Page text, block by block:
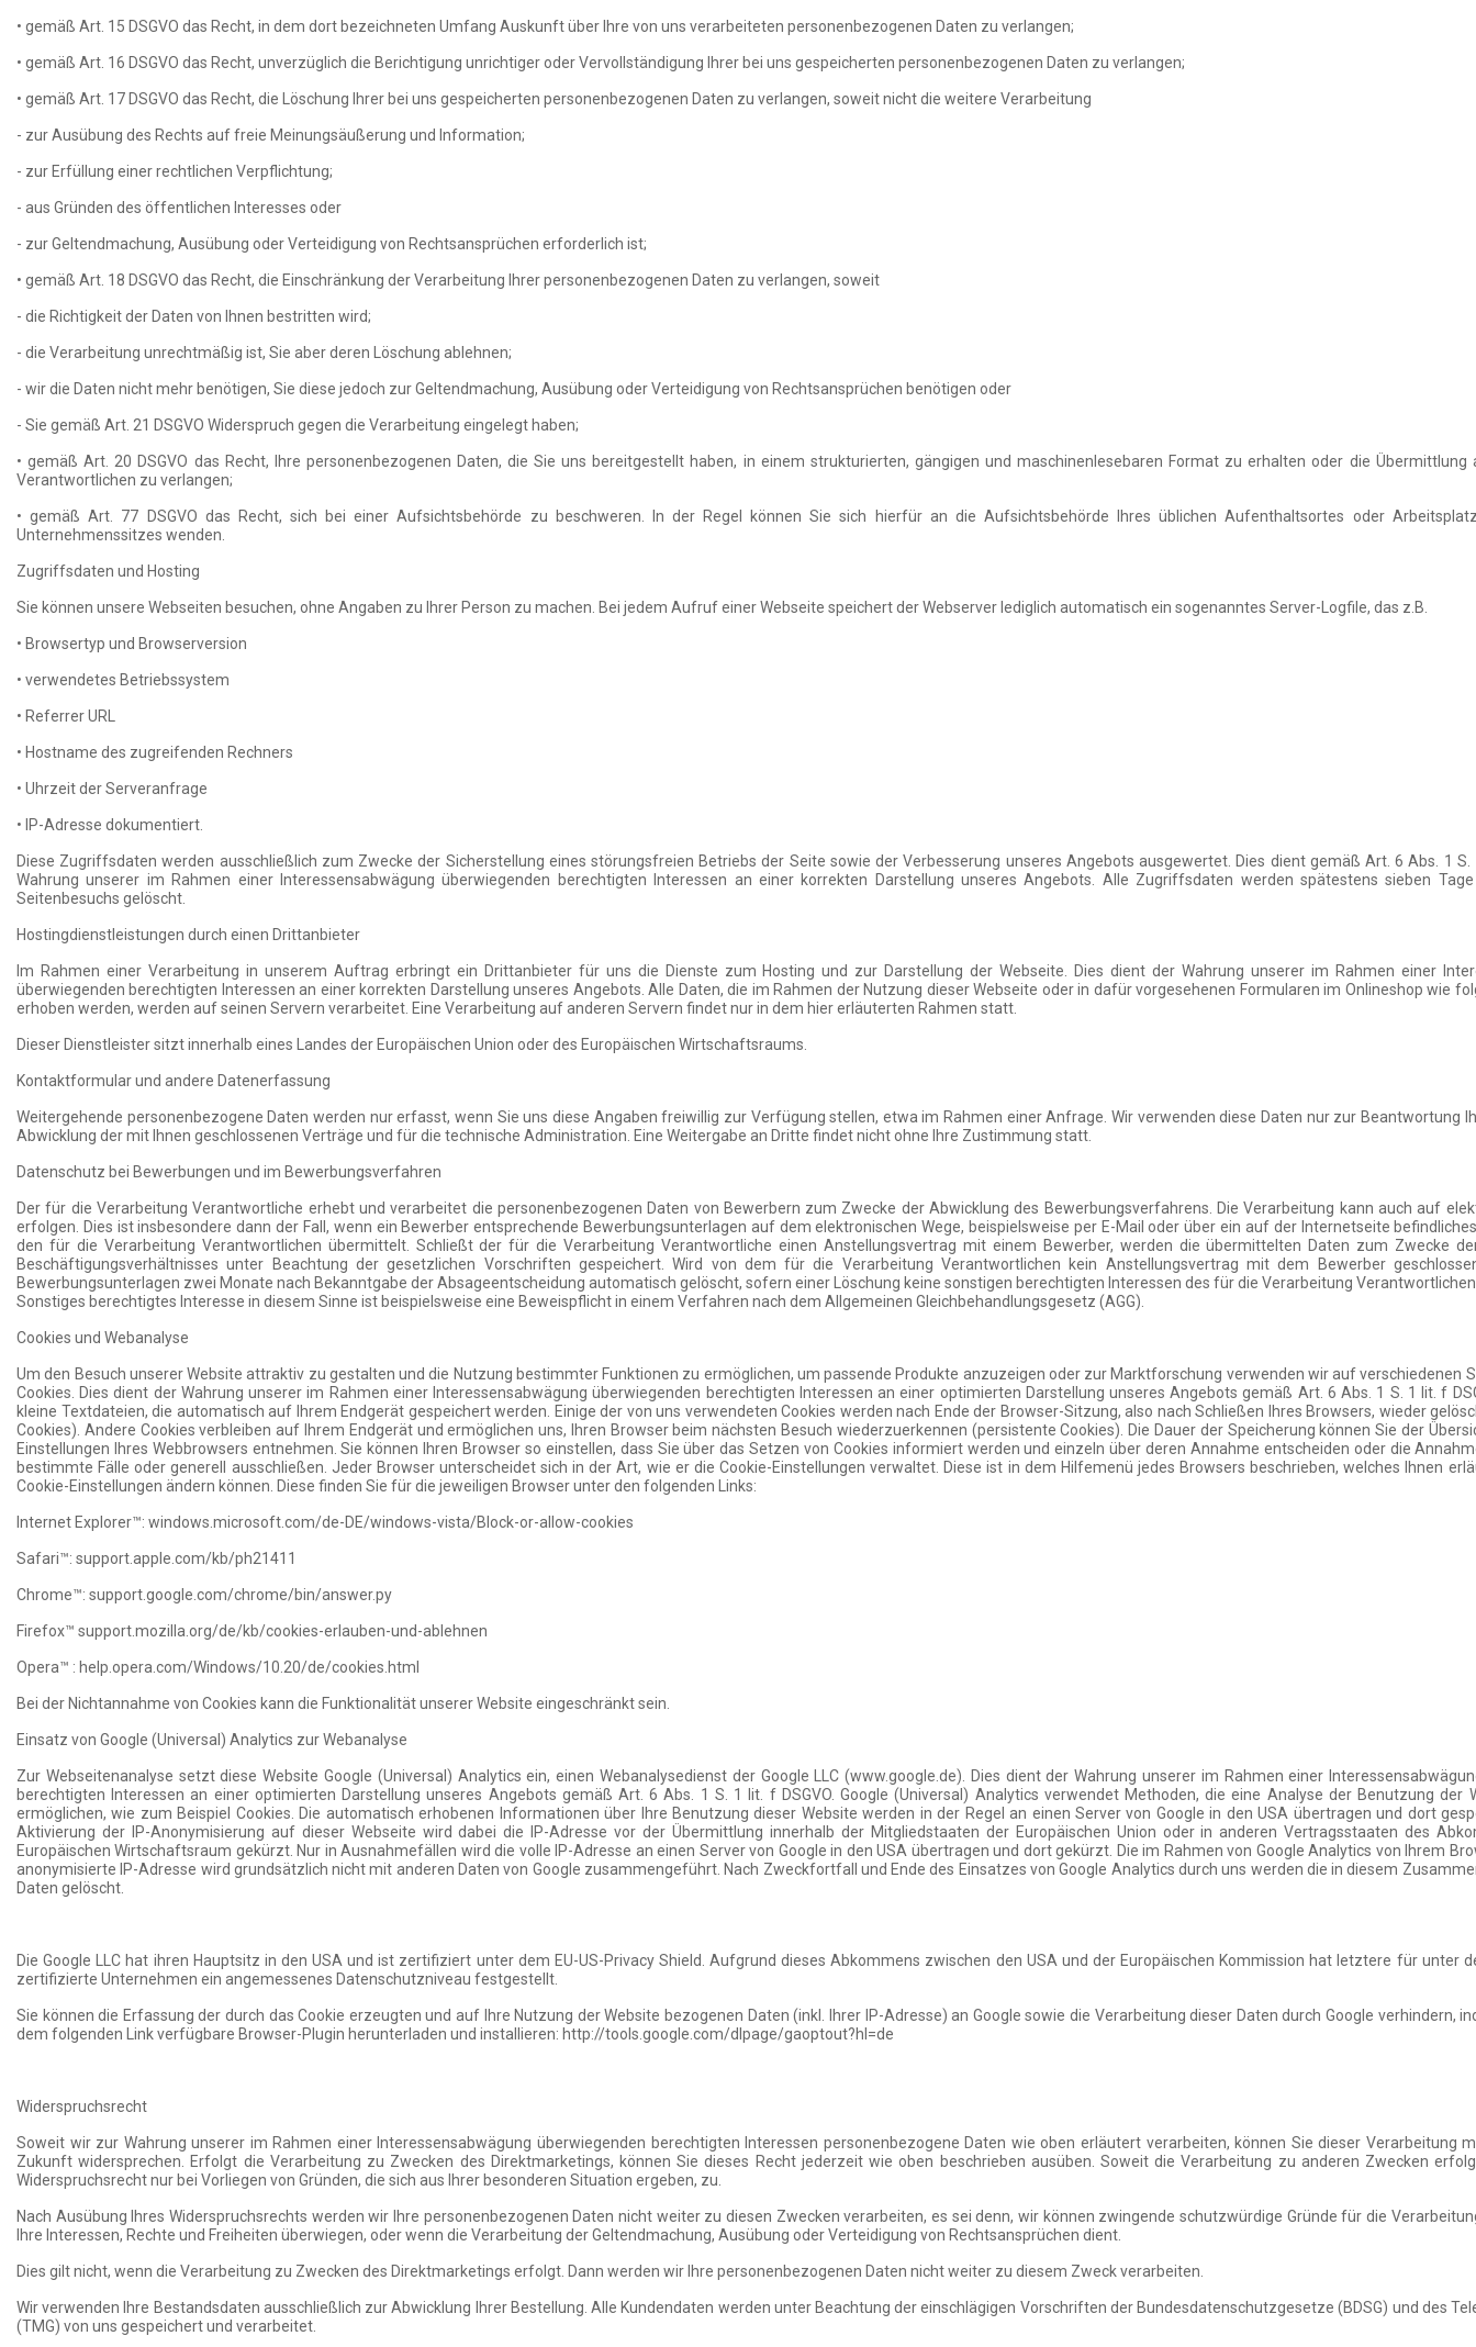
• gemäß Art. 15 DSGVO das Recht, in dem dort bezeichneten Umfang Auskunft über Ihre von uns verarbeiteten personenbezogenen Daten zu verlangen;
• gemäß Art. 16 DSGVO das Recht, unverzüglich die Berichtigung unrichtiger oder Vervollständigung Ihrer bei uns gespeicherten personenbezogenen Daten zu verlangen;
• gemäß Art. 17 DSGVO das Recht, die Löschung Ihrer bei uns gespeicherten personenbezogenen Daten zu verlangen, soweit nicht die weitere Verarbeitung
- zur Ausübung des Rechts auf freie Meinungsäußerung und Information;
- zur Erfüllung einer rechtlichen Verpflichtung;
- aus Gründen des öffentlichen Interesses oder
- zur Geltendmachung, Ausübung oder Verteidigung von Rechtsansprüchen erforderlich ist;
• gemäß Art. 18 DSGVO das Recht, die Einschränkung der Verarbeitung Ihrer personenbezogenen Daten zu verlangen, soweit
- die Richtigkeit der Daten von Ihnen bestritten wird;
- die Verarbeitung unrechtmäßig ist, Sie aber deren Löschung ablehnen;
- wir die Daten nicht mehr benötigen, Sie diese jedoch zur Geltendmachung, Ausübung oder Verteidigung von Rechtsansprüchen benötigen oder
- Sie gemäß Art. 21 DSGVO Widerspruch gegen die Verarbeitung eingelegt haben;
• gemäß Art. 20 DSGVO das Recht, Ihre personenbezogenen Daten, die Sie uns bereitgestellt haben, in einem strukturierten, gängigen und maschinenlesebaren Format zu erhalten oder die Übermittlung
Verantwortlichen zu verlangen;
• gemäß Art. 77 DSGVO das Recht, sich bei einer Aufsichtsbehörde zu beschweren. In der Regel können Sie sich hierfür an die Aufsichtsbehörde Ihres üblichen Aufenthaltsortes oder
Unternehmenssitzes wenden.
Zugriffsdaten und Hosting
Sie können unsere Webseiten besuchen, ohne Angaben zu Ihrer Person zu machen. Bei jedem Aufruf einer Webseite speichert der Webserver lediglich automatisch ein sogenanntes Server-Logfile, das z.B.
• Browsertyp und Browserversion
• verwendetes Betriebssystem
• Referrer URL
• Hostname des zugreifenden Rechners
• Uhrzeit der Serveranfrage
• IP-Adresse dokumentiert.
Diese Zugriffsdaten werden ausschließlich zum Zwecke der Sicherstellung eines störungsfreien Betriebs der Seite sowie der Verbesserung unseres Angebots ausgewertet. Dies dient gemäß Art. 6 Abs. 1 S.
Wahrung unserer im Rahmen einer Interessensabwägung überwiegenden berechtigten Interessen an einer korrekten Darstellung unseres Angebots. Alle Zugriffsdaten werden spätestens sieben
Seitenbesuchs gelöscht.
Hostingdienstleistungen durch einen Drittanbieter
Im Rahmen einer Verarbeitung in unserem Auftrag erbringt ein Drittanbieter für uns die Dienste zum Hosting und zur Darstellung der Webseite. Dies dient der Wahrung unserer im Rahmen einer
überwiegenden berechtigten Interessen an einer korrekten Darstellung unseres Angebots. Alle Daten, die im Rahmen der Nutzung dieser Webseite oder in dafür vorgesehenen Formularen im Onlineshop wie
erhoben werden, werden auf seinen Servern verarbeitet. Eine Verarbeitung auf anderen Servern findet nur in dem hier erläuterten Rahmen statt.
Dieser Dienstleister sitzt innerhalb eines Landes der Europäischen Union oder des Europäischen Wirtschaftsraums.
Kontaktformular und andere Datenerfassung
Weitergehende personenbezogene Daten werden nur erfasst, wenn Sie uns diese Angaben freiwillig zur Verfügung stellen, etwa im Rahmen einer Anfrage. Wir verwenden diese Daten nur zur Beantwortung
Abwicklung der mit Ihnen geschlossenen Verträge und für die technische Administration. Eine Weitergabe an Dritte findet nicht ohne Ihre Zustimmung statt.
Datenschutz bei Bewerbungen und im Bewerbungsverfahren
Der für die Verarbeitung Verantwortliche erhebt und verarbeitet die personenbezogenen Daten von Bewerbern zum Zwecke der Abwicklung des Bewerbungsverfahrens. Die Verarbeitung kann auch auf
erfolgen. Dies ist insbesondere dann der Fall, wenn ein Bewerber entsprechende Bewerbungsunterlagen auf dem elektronischen Wege, beispielsweise per E-Mail oder über ein auf der Internetseite
den für die Verarbeitung Verantwortlichen übermittelt. Schließt der für die Verarbeitung Verantwortliche einen Anstellungsvertrag mit einem Bewerber, werden die übermittelten Daten zum Zwecke
Beschäftigungsverhältnisses unter Beachtung der gesetzlichen Vorschriften gespeichert. Wird von dem für die Verarbeitung Verantwortlichen kein Anstellungsvertrag mit dem Bewerber
Bewerbungsunterlagen zwei Monate nach Bekanntgabe der Absageentscheidung automatisch gelöscht, sofern einer Löschung keine sonstigen berechtigten Interessen des für die Verarbeitung
Sonstiges berechtigtes Interesse in diesem Sinne ist beispielsweise eine Beweispflicht in einem Verfahren nach dem Allgemeinen Gleichbehandlungsgesetz (AGG).
Cookies und Webanalyse
Um den Besuch unserer Website attraktiv zu gestalten und die Nutzung bestimmter Funktionen zu ermöglichen, um passende Produkte anzuzeigen oder zur Marktforschung verwenden wir auf verschiedenen
Cookies. Dies dient der Wahrung unserer im Rahmen einer Interessensabwägung überwiegenden berechtigten Interessen an einer optimierten Darstellung unseres Angebots gemäß Art. 6 Abs. 1 S. 1 lit. f
kleine Textdateien, die automatisch auf Ihrem Endgerät gespeichert werden. Einige der von uns verwendeten Cookies werden nach Ende der Browser-Sitzung, also nach Schließen Ihres Browsers, wieder
Cookies). Andere Cookies verbleiben auf Ihrem Endgerät und ermöglichen uns, Ihren Browser beim nächsten Besuch wiederzuerkennen (persistente Cookies). Die Dauer der Speicherung können Sie der
Einstellungen Ihres Webbrowsers entnehmen. Sie können Ihren Browser so einstellen, dass Sie über das Setzen von Cookies informiert werden und einzeln über deren Annahme entscheiden oder die
bestimmte Fälle oder generell ausschließen. Jeder Browser unterscheidet sich in der Art, wie er die Cookie-Einstellungen verwaltet. Diese ist in dem Hilfemenü jedes Browsers beschrieben, welches Ihnen
Cookie-Einstellungen ändern können. Diese finden Sie für die jeweiligen Browser unter den folgenden Links:
Internet Explorer™: windows.microsoft.com/de-DE/windows-vista/Block-or-allow-cookies
Safari™: support.apple.com/kb/ph21411
Chrome™: support.google.com/chrome/bin/answer.py
Firefox™ support.mozilla.org/de/kb/cookies-erlauben-und-ablehnen
Opera™ : help.opera.com/Windows/10.20/de/cookies.html
Bei der Nichtannahme von Cookies kann die Funktionalität unserer Website eingeschränkt sein.
Einsatz von Google (Universal) Analytics zur Webanalyse
Zur Webseitenanalyse setzt diese Website Google (Universal) Analytics ein, einen Webanalysedienst der Google LLC (www.google.de). Dies dient der Wahrung unserer im Rahmen einer
berechtigten Interessen an einer optimierten Darstellung unseres Angebots gemäß Art. 6 Abs. 1 S. 1 lit. f DSGVO. Google (Universal) Analytics verwendet Methoden, die eine Analyse der Benutzung der
ermöglichen, wie zum Beispiel Cookies. Die automatisch erhobenen Informationen über Ihre Benutzung dieser Website werden in der Regel an einen Server von Google in den USA übertragen und dort
Aktivierung der IP-Anonymisierung auf dieser Webseite wird dabei die IP-Adresse vor der Übermittlung innerhalb der Mitgliedstaaten der Europäischen Union oder in anderen Vertragsstaaten des
Europäischen Wirtschaftsraum gekürzt. Nur in Ausnahmefällen wird die volle IP-Adresse an einen Server von Google in den USA übertragen und dort gekürzt. Die im Rahmen von Google Analytics von Ihrem
anonymisierte IP-Adresse wird grundsätzlich nicht mit anderen Daten von Google zusammengeführt. Nach Zweckfortfall und Ende des Einsatzes von Google Analytics durch uns werden die in diesem
Daten gelöscht.
Die Google LLC hat ihren Hauptsitz in den USA und ist zertifiziert unter dem EU-US-Privacy Shield. Aufgrund dieses Abkommens zwischen den USA und der Europäischen Kommission hat letztere für unter
zertifizierte Unternehmen ein angemessenes Datenschutzniveau festgestellt.
Sie können die Erfassung der durch das Cookie erzeugten und auf Ihre Nutzung der Website bezogenen Daten (inkl. Ihrer IP-Adresse) an Google sowie die Verarbeitung dieser Daten durch Google verhindern,
dem folgenden Link verfügbare Browser-Plugin herunterladen und installieren: http://tools.google.com/dlpage/gaoptout?hl=de
Widerspruchsrecht
Soweit wir zur Wahrung unserer im Rahmen einer Interessensabwägung überwiegenden berechtigten Interessen personenbezogene Daten wie oben erläutert verarbeiten, können Sie dieser Verarbeitung
Zukunft widersprechen. Erfolgt die Verarbeitung zu Zwecken des Direktmarketings, können Sie dieses Recht jederzeit wie oben beschrieben ausüben. Soweit die Verarbeitung zu anderen Zwecken
Widerspruchsrecht nur bei Vorliegen von Gründen, die sich aus Ihrer besonderen Situation ergeben, zu.
Nach Ausübung Ihres Widerspruchsrechts werden wir Ihre personenbezogenen Daten nicht weiter zu diesen Zwecken verarbeiten, es sei denn, wir können zwingende schutzwürdige Gründe für die
Ihre Interessen, Rechte und Freiheiten überwiegen, oder wenn die Verarbeitung der Geltendmachung, Ausübung oder Verteidigung von Rechtsansprüchen dient.
Dies gilt nicht, wenn die Verarbeitung zu Zwecken des Direktmarketings erfolgt. Dann werden wir Ihre personenbezogenen Daten nicht weiter zu diesem Zweck verarbeiten.
Wir verwenden Ihre Bestandsdaten ausschließlich zur Abwicklung Ihrer Bestellung. Alle Kundendaten werden unter Beachtung der einschlägigen Vorschriften der Bundesdatenschutzgesetze (BDSG) und des
(TMG) von uns gespeichert und verarbeitet.